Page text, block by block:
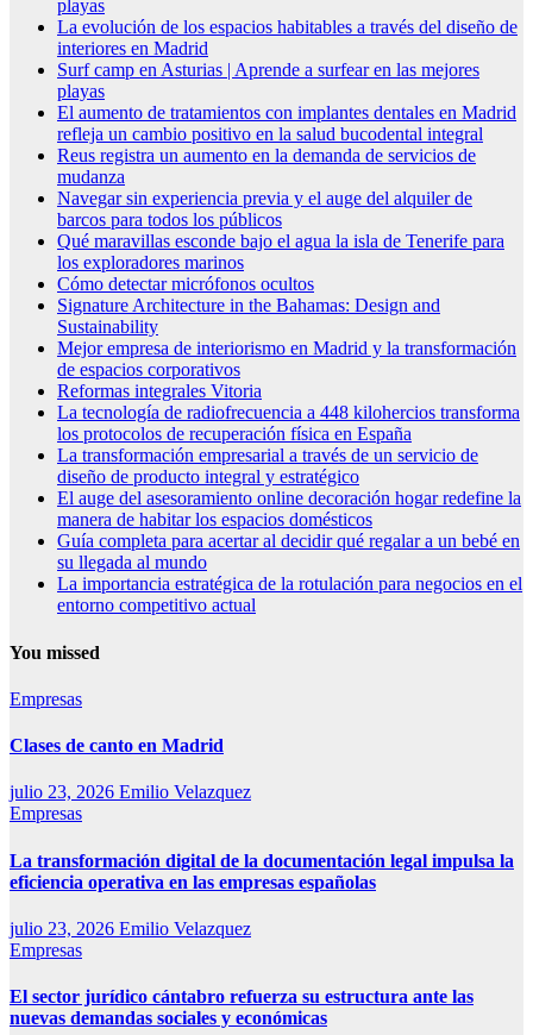
playas
La evolución de los espacios habitables a través del diseño de
interiores en Madrid
Surf camp en Asturias | Aprende a surfear en las mejores
playas
El aumento de tratamientos con implantes dentales en Madrid
refleja un cambio positivo en la salud bucodental integral
Reus registra un aumento en la demanda de servicios de
mudanza
Navegar sin experiencia previa y el auge del alquiler de
barcos para todos los públicos
Qué maravillas esconde bajo el agua la isla de Tenerife para
los exploradores marinos
Cómo detectar micrófonos ocultos
Signature Architecture in the Bahamas: Design and
Sustainability
Mejor empresa de interiorismo en Madrid y la transformación
de espacios corporativos
Reformas integrales Vitoria
La tecnología de radiofrecuencia a 448 kilohercios transforma
los protocolos de recuperación física en España
La transformación empresarial a través de un servicio de
diseño de producto integral y estratégico
El auge del asesoramiento online decoración hogar redefine la
manera de habitar los espacios domésticos
Guía completa para acertar al decidir qué regalar a un bebé en
su llegada al mundo
La importancia estratégica de la rotulación para negocios en el
entorno competitivo actual
You missed
Empresas
Clases de canto en Madrid
julio 23, 2026 Emilio Velazquez
Empresas
La transformación digital de la documentación legal impulsa la
eficiencia operativa en las empresas españolas
julio 23, 2026 Emilio Velazquez
Empresas
El sector jurídico cántabro refuerza su estructura ante las
nuevas demandas sociales y económicas